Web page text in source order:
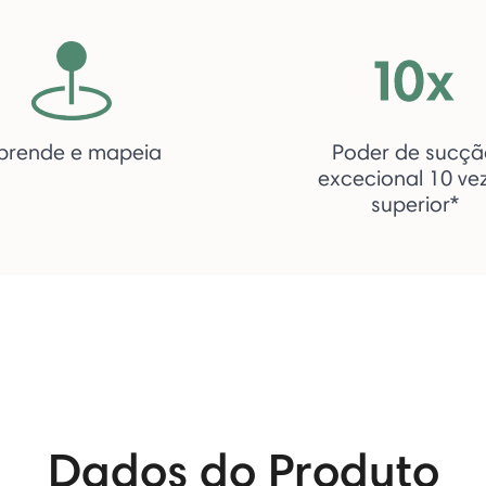
e mapeia
Poder de
excecional 10
superior*
Dados do Produto